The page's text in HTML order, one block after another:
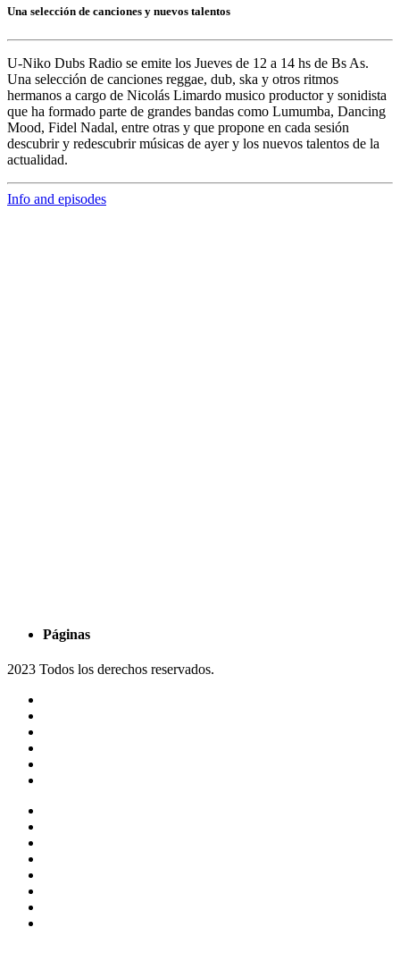
Una selección de canciones y nuevos talentos
U-Niko Dubs Radio se emite los Jueves de 12 a 14 hs de Bs As.
Una selección de canciones reggae, dub, ska y otros ritmos
hermanos a cargo de Nicolás Limardo musico productor y sonidista
que ha formado parte de grandes bandas como Lumumba, Dancing
Mood, Fidel Nadal, entre otras y que propone en cada sesión
descubrir y redescubrir músicas de ayer y los nuevos talentos de la
actualidad.
Info and episodes
Páginas
2023 Todos los derechos reservados.